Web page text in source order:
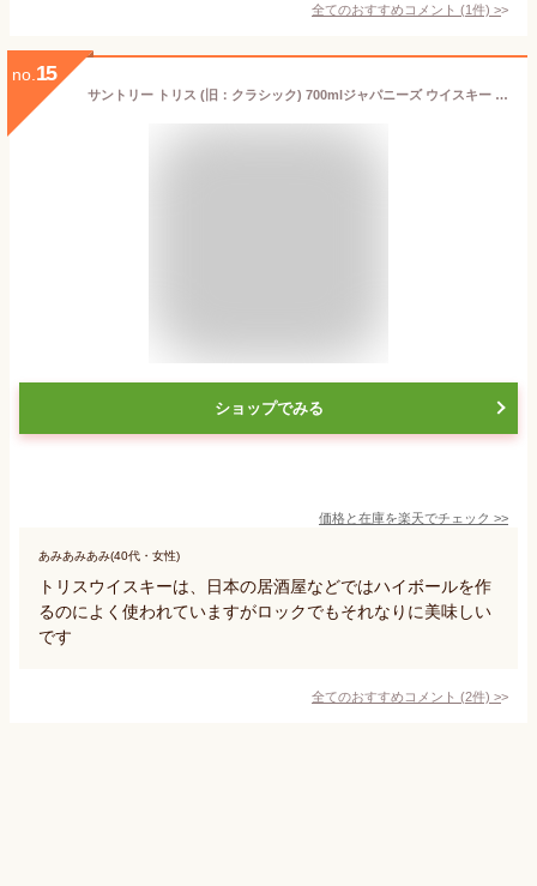
全てのおすすめコメント (1件) >
no. 15
サントリー トリス (旧：クラシック) 700mlジャパニーズ ウイスキー suntory torys classic japanese whisky [長S]
ショップでみる
価格と在庫を楽天でチェック >>
あみあみあみ(40代・女性)
トリスウイスキーは、日本の居酒屋などではハイボールを作
るのによく使われていますがロックでもそれなりに美味しい
です
全てのおすすめコメント (2件) >